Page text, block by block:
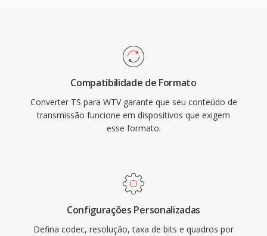
Compatibilidade de Formato
Converter TS para WTV garante que seu conteúdo de
transmissão funcione em dispositivos que exigem
esse formato.
Configurações Personalizadas
Defina codec, resolução, taxa de bits e quadros por